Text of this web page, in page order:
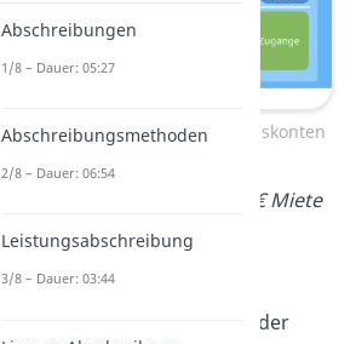
Übersicht Aufwands- und Ertragskonten
Du zahlst 1.450 € Miete
per Bank.
Du brauchst die Konten
. Aus der
Abschreibungen
1/8 – Dauer: 05:27
Abschreibungsmethoden
2/8 – Dauer: 06:54
Leistungsabschreibung
3/8 – Dauer: 03:44